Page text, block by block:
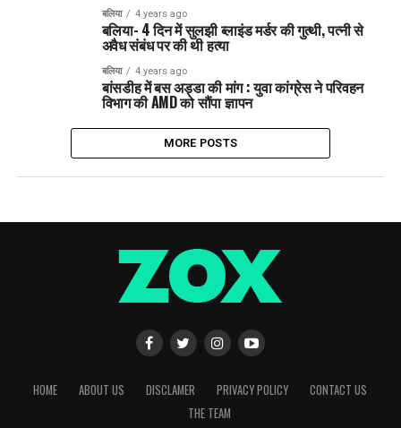
बलिया 4 years ago
बलिया- 4 दिन में सुलझी ब्लाइंड मर्डर की गुत्थी, पत्नी से
अवैध संबंध पर की थी हत्या
बलिया 4 years ago
बांसडीह में बस अड्डा की मांग : युवा कांग्रेस ने परिवहन
विभाग की AMD को सौंपा ज्ञापन
MORE POSTS
HOME ABOUT US DISCLAMER PRIVACY POLICY
CONTACT US
THE TEAM